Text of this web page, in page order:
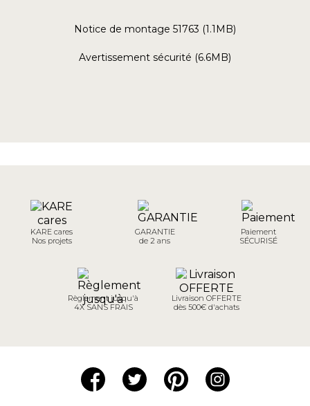
Notice de montage 51763 (1.1MB)
Avertissement sécurité (6.6MB)
KARE cares
Nos projets
GARANTIE
de 2 ans
Paiement
SÉCURISÉ
Règlement jusqu'à
4X SANS FRAIS
Livraison OFFERTE
dès 500€ d'achats